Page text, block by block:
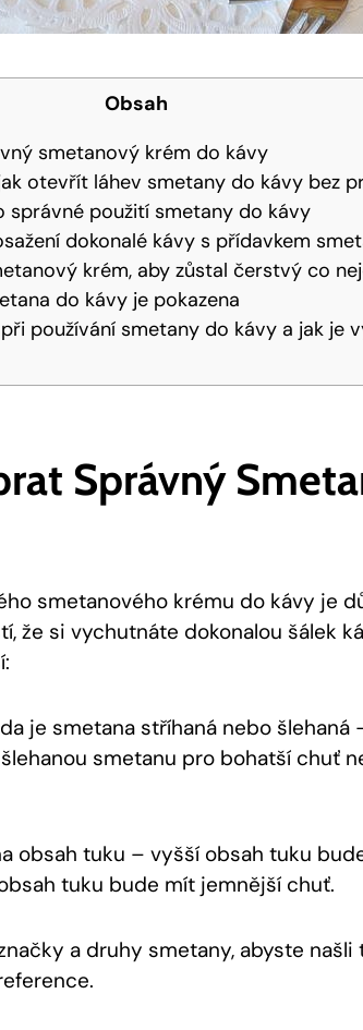
Obsah
smetanový krém do kávy
otevřít láhev smetany do kávy bez
správné použití smetany do kávy
dokonalé kávy s přídavkem
krém, aby zůstal čerstvý co
do kávy je pokazena
používání smetany do kávy a jak je
Správný
smetanového krému do kávy je
že si vychutnáte dokonalou šálek
je smetana stříhaná nebo
smetanu pro bohatší chuť
obsah tuku – vyšší obsah tuku
tuku bude mít jemnější chuť.
a druhy smetany, abyste